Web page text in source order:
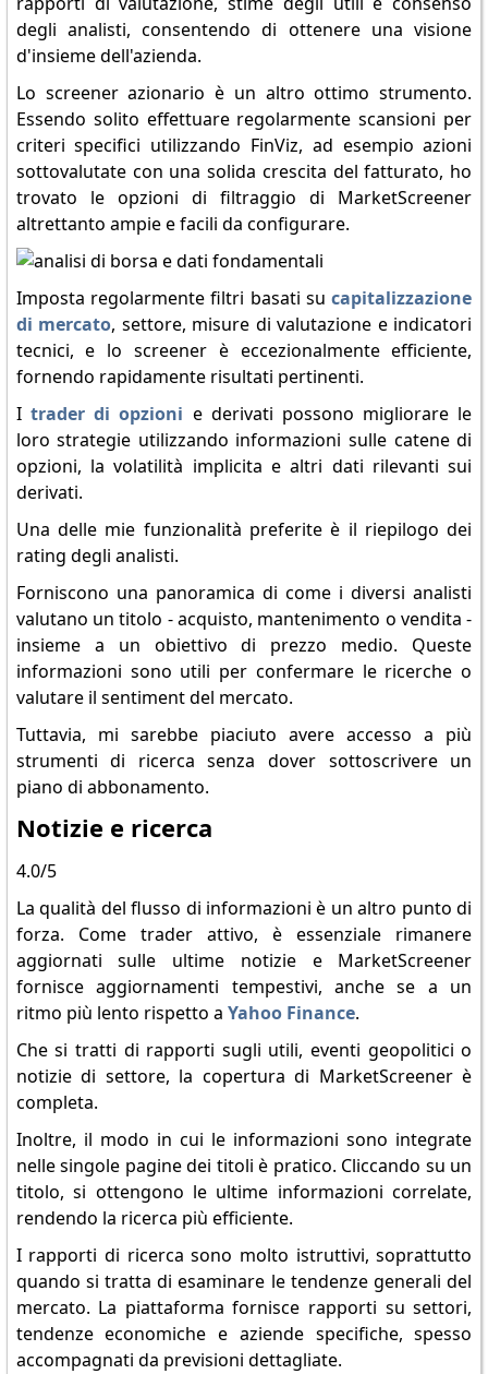
degli analisti, consentendo di ottenere una visione
d'insieme dell'azienda.
Lo screener azionario è un altro ottimo strumento.
Essendo solito effettuare regolarmente scansioni per
criteri specifici utilizzando FinViz, ad esempio azioni
sottovalutate con una solida crescita del fatturato, ho
trovato le opzioni di filtraggio di MarketScreener
altrettanto ampie e facili da configurare.
Imposta regolarmente filtri basati sucapitalizzazione
di mercato, settore, misure di valutazione e indicatori
tecnici, e lo screener è eccezionalmente efficiente,
fornendo rapidamente risultati pertinenti.
I trader di opzioni e derivati possono migliorare le
loro strategie utilizzando informazioni sulle catene di
opzioni, la volatilità implicita e altri dati rilevanti sui
derivati.
Una delle mie funzionalità preferite è il riepilogo dei
rating degli analisti.
Forniscono una panoramica di come i diversi analisti
valutano un titolo - acquisto, mantenimento o vendita -
insieme a un obiettivo di prezzo medio. Queste
informazioni sono utili per confermare le ricerche o
valutare il sentiment del mercato.
Tuttavia, mi sarebbe piaciuto avere accesso a più
strumenti di ricerca senza dover sottoscrivere un
piano di abbonamento.
Notizie e ricerca
4.0/5
La qualità del flusso di informazioni è un altro punto di
forza. Come trader attivo, è essenziale rimanere
aggiornati sulle ultime notizie e MarketScreener
fornisce aggiornamenti tempestivi, anche se a un
ritmo più lento rispetto a Yahoo Finance.
Che si tratti di rapporti sugli utili, eventi geopolitici o
notizie di settore, la copertura di MarketScreener è
completa.
Inoltre, il modo in cui le informazioni sono integrate
nelle singole pagine dei titoli è pratico. Cliccando su un
titolo, si ottengono le ultime informazioni correlate,
rendendo la ricerca più efficiente.
I rapporti di ricerca sono molto istruttivi, soprattutto
quando si tratta di esaminare le tendenze generali del
mercato. La piattaforma fornisce rapporti su settori,
tendenze economiche e aziende specifiche, spesso
accompagnati da previsioni dettagliate.